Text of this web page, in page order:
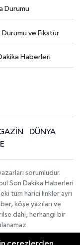
Durumu
Durumu ve Fikstür
Haberleri
DÜNYA
sorumludur.
Son Dakika Haberleri
tüm harici linkler ayrı
köşe yazıları ve
dahi, herhangi bir